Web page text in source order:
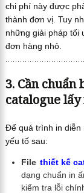
chi phí này được
thành đơn vị. Tuy
những giải pháp tối
đơn hàng nhỏ.
3. Cần
catalogue lấy
Để quá trình in diễn
yếu tố sau:
File thiết kế
dạng chuẩn in
kiểm tra lỗi